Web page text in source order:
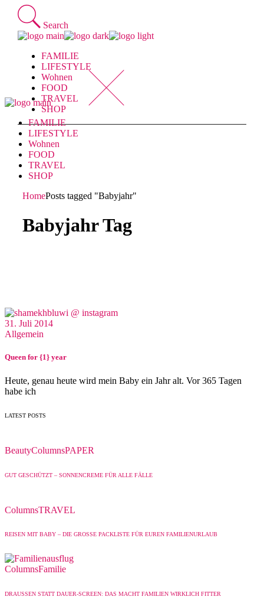
Skip
content
Search
FAMILIE
LIFESTYLE
Wohnen
FOOD
TRAVEL
SHOP
FAMILIE
LIFESTYLE
Wohnen
FOOD
TRAVEL
SHOP
HomePosts tagged "Babyjahr"
Babyjahr Tag
31. Juli 2014
Allgemein
Queen for {1} year
Heute, genau heute wird mein Baby ein Jahr alt. Vor 365 Tagen
habe ich
LATEST POSTS
BeautyColumnsPAPER
GUT GESCHÜTZT – SONNENCREME FÜR ALLE FÄLLE
ColumnsTRAVEL
REISEN MIT BABY – DIE GROSSE PACKLISTE FÜR EUREN FAMILIENURLAUB
ColumnsFamilie
DRAUSSEN STATT DAUER-SCREEN: DAS MACHT FAMILIEN WIRKLICH FITTER